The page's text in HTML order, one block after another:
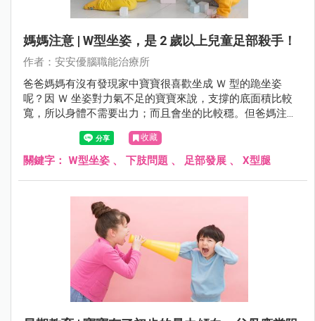
媽媽注意 | W型坐姿，是 2 歲以上兒童足部殺手！
作者：安安優腦職能治療所
爸爸媽媽有沒有發現家中寶寶很喜歡坐成 Ｗ 型的跪坐姿
呢？因 Ｗ 坐姿對力氣不足的寶寶來說，支撐的底面積比較
寬，所以身體不需要出力；而且會坐的比較穩。但爸媽注意
了，這樣的坐姿可能對往後的發展有礙！
收藏
關鍵字： W型坐姿 、 下肢問題 、 足部發展 、 X型腿